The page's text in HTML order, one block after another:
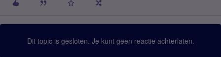
Dit topic is gesloten. Je kunt geen reactie achterlaten.